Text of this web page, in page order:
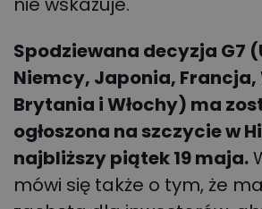
Spodziewana decyzja G7
Niemcy, Japonia, Francja,
Brytania i Włochy) ma
ogłoszona na szczycie w
najbliższy piątek 19 maja.
mówi się także o tym, że